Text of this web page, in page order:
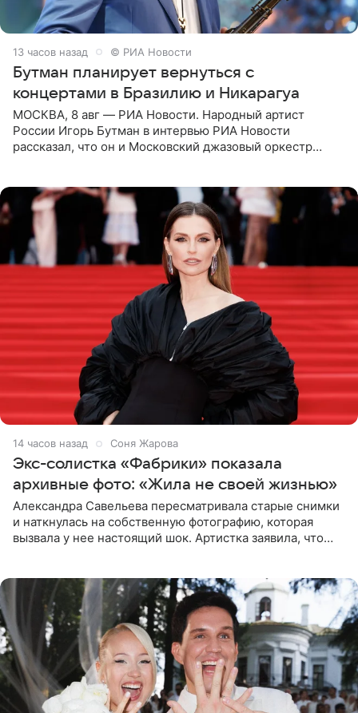
13 часов назад © РИА Новости
Бутман планирует вернуться с
концертами в Бразилию и Никарагуа
МОСКВА, 8 авг — РИА Новости. Народный артист
России Игорь Бутман в интервью РИА Новости
рассказал, что он и Московский джазовый оркестр
14 часов назад Соня Жарова
Экс-солистка «Фабрики» показала
архивные фото: «Жила не своей жизнью»
Александра Савельева пересматривала старые снимки
и наткнулась на собственную фотографию, которая
вызвала у нее настоящий шок. Артистка заявила, что